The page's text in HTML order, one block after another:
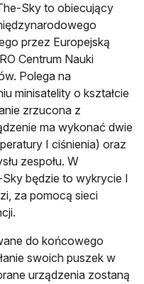
Sky to obiecujący
przez Europejską
Centrum Nauki
Polega na
minisatelity o kształcie
zrzucona z
ma wykonać dwie
I ciśnienia) oraz
zespołu. W
będzie to wykrycie I
za pomocą sieci
do końcowego
swoich puszek w
urządzenia zostaną